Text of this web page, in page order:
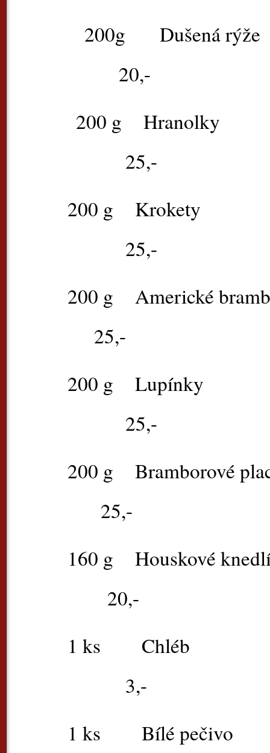
200g
20,-
200 g
25,-
200 g
25,-
200 g
25,-
200 g
25,-
200 g
25,-
160 g
20,-
1 ks
3,-
1 ks